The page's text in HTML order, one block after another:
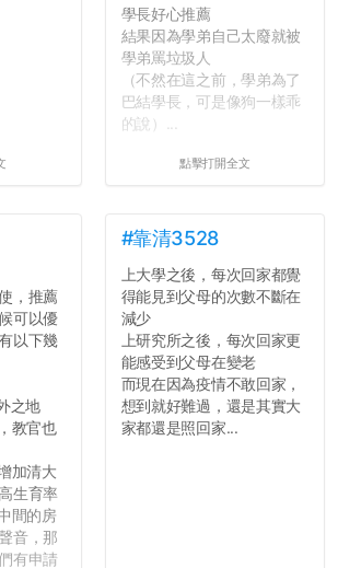
學長好心推薦
結果因為學弟自己太廢就被
學弟罵垃圾人
（不然在這之前，學弟為了
巴結學長，可是像狗一樣乖
的說）...
點擊打開全文
，推薦
可以優
以下幾
之地
教官也
加清大
生育率
間的房
音，那
有申請
#靠清3528
上大學之後，每次回家都覺
得能見到父母的次數不斷在
減少
上研究所之後，每次回家更
能感受到父母在變老
而現在因為疫情不敢回家，
想到就好難過，還是其實大
家都還是照回家...